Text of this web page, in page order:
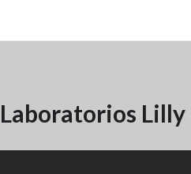
Lilly